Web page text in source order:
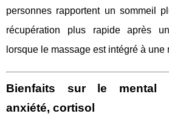
personnes rapportent un sommeil
récupération plus rapide après
lorsque le massage est intégré à une
Bienfaits sur le mental
anxiété, cortisol